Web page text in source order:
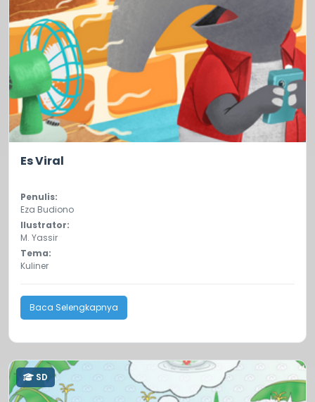
Es Viral
Penulis:
Eza Budiono
Ilustrator:
M. Yassir
Tema:
Kuliner
Baca Selengkapnya
SD